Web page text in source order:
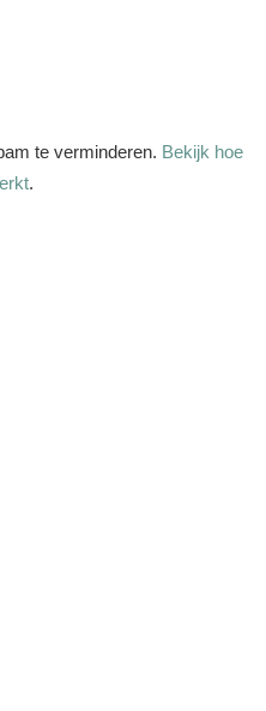
te verminderen. Bekijk hoe
.